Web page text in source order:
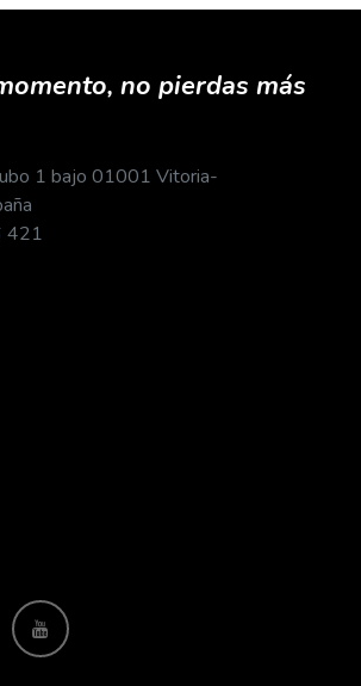
no pierdas más
1 bajo 01001 Vitoria-
421